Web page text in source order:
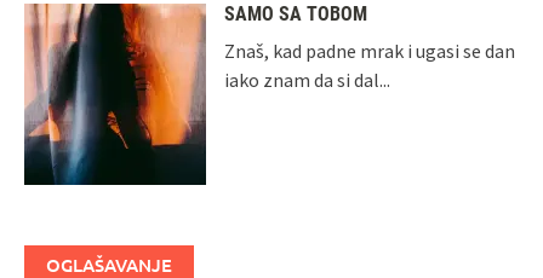
SAMO SA TOBOM
Znaš, kad padne mrak i ugasi se dan
iako znam da si dal...
OGLAŠAVANJE